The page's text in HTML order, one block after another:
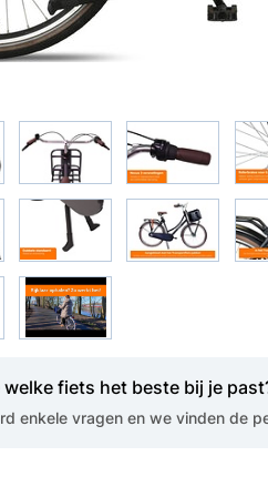
welke fiets het beste bij je
enkele vragen en we vinden de